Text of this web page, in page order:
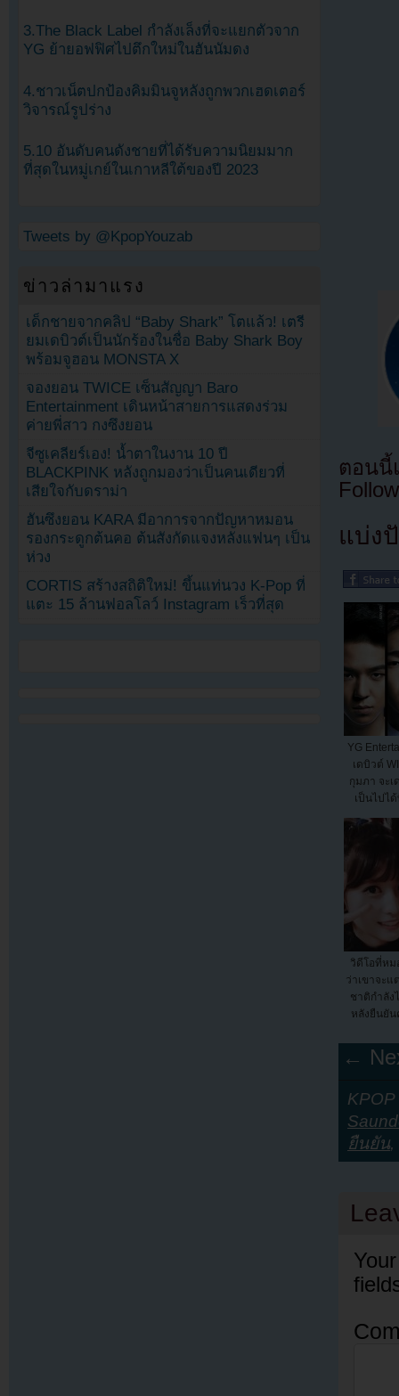
ตอนนี้
แบ่ง
YG
เดบิวต์
กุมภา จะ
เป็นไปไ
วิดีโอที่หม
ว่าเขาจะ
ชาติกำลัง
หลังยืนยั
←
ยืนยัน,
3.The Black Label กำลังเล็งที่จะแยกตัวจาก
YG ย้ายอฟฟิศไปตึกใหม่ในฮันนัมดง
4.ชาวเน็ตปกป้องคิมมินจูหลังถูกพวกเฮดเตอร์
วิจารณ์รูปร่าง
5.10 อันดับคนดังชายที่ได้รับความนิยมมาก
ที่สุดในหมู่เกย์ในเกาหลีใต้ของปี 2023
Tweets by @KpopYouzab
ข่าวล่ามาแรง
เด็กชายจากคลิป “Baby Shark” โตแล้ว! เตรี
ยมเดบิวต์เป็นนักร้องในชื่อ Baby Shark Boy
พร้อมจูฮอน MONSTA X
จองยอน TWICE เซ็นสัญญา Baro
Entertainment เดินหน้าสายการแสดงร่วม
ค่ายพี่สาว กงซึงยอน
จีซูเคลียร์เอง! น้ำตาในงาน 10 ปี
BLACKPINK หลังถูกมองว่าเป็นคนเดียวที่
เสียใจกับดราม่า
ฮันซึงยอน KARA มีอาการจากปัญหาหมอน
รองกระดูกต้นคอ ต้นสังกัดแจงหลังแฟนๆ เป็น
ห่วง
CORTIS สร้างสถิติใหม่! ขึ้นแท่นวง K-Pop ที่
แตะ 15 ล้านฟอลโลว์ Instagram เร็วที่สุด